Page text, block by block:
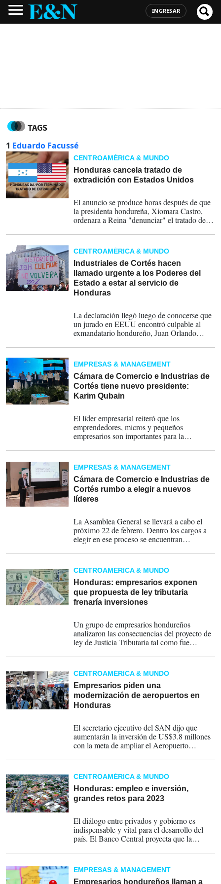
INGRESAR
TAGS
1 Eduardo Facussé
CENTROAMÉRICA & MUNDO
Honduras cancela tratado de
extradición con Estados Unidos
El anuncio se produce horas después de que
la presidenta hondureña, Xiomara Castro,
ordenara a Reina "denunciar" el tratado de
la embajadora estadounidense en
Tegucigalpa, Laura Dogu, expresó la
preocupación de su país por la reunión de
autoridades de Defensa de Honduras con el
sancionado ministro de Defensa de
Venezuela, Vladimir Padrino López.
CENTROAMÉRICA & MUNDO
Industriales de Cortés hacen
llamado urgente a los Poderes del
Estado a estar al servicio de
Honduras
La declaración llegó luego de conocerse que
un jurado en EEUU encontró culpable al
exmandatario hondureño, Juan Orlando
delitos. Las reacciones en torno al caso
también no se hicieron esperar en este país.
EMPRESAS & MANAGEMENT
Cámara de Comercio e Industrias de
Cortés tiene nuevo presidente:
Karim Qubain
El líder empresarial reiteró que los
emprendedores, micros y pequeños
empresarios son importantes para la
merecen.
EMPRESAS & MANAGEMENT
Cámara de Comercio e Industrias de
Cortés rumbo a elegir a nuevos
líderes
La Asamblea General se llevará a cabo el
próximo 22 de febrero. Dentro los cargos a
elegir en ese proceso se encuentran
tercero, así como pro-secretario.
CENTROAMÉRICA & MUNDO
Honduras: empresarios exponen
que propuesta de ley tributaria
frenaría inversiones
Un grupo de empresarios hondureños
analizaron las consecuencias del proyecto de
ley de Justicia Tributaria tal como fue
CENTROAMÉRICA & MUNDO
Empresarios piden una
modernización de aeropuertos en
Honduras
El secretario ejecutivo del SAN dijo que
aumentarán la inversión de US$3.8 millones
con la meta de ampliar el Aeropuerto
CENTROAMÉRICA & MUNDO
Honduras: empleo e inversión,
grandes retos para 2023
El diálogo entre privados y gobierno es
indispensable y vital para el desarrollo del
país. El Banco Central proyecta que la
%, sin embargo, la CEPAL pronostica un 3,3
%.
EMPRESAS & MANAGEMENT
Empresarios hondureños llaman a